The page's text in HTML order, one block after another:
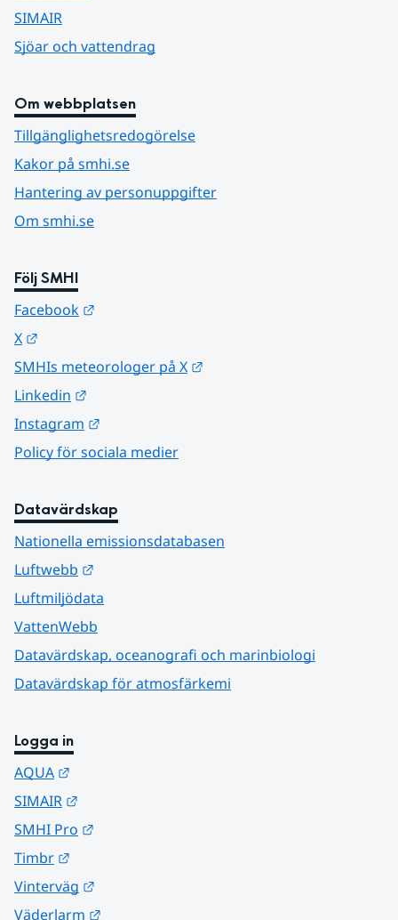
SIMAIR
Sjöar och vattendrag
Om webbplatsen
Tillgänglighetsredogörelse
Kakor på smhi.se
Hantering av personuppgifter
Om smhi.se
Följ SMHI
Facebook
X
SMHIs meteorologer på X
Linkedin
Instagram
Policy för sociala medier
Datavärdskap
Nationella emissionsdatabasen
Luftwebb
Luftmiljödata
VattenWebb
Datavärdskap, oceanografi och marinbiologi
Datavärdskap för atmosfärkemi
Logga in
AQUA
SIMAIR
SMHI Pro
Timbr
Vinterväg
Väderlarm